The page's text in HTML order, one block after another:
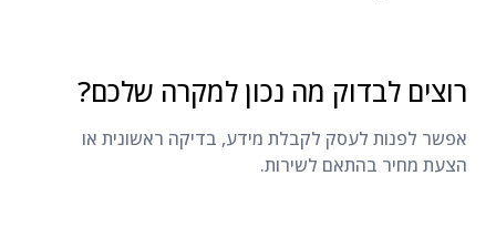
רוצים לבדוק מה נכון למקרה שלכם?
אפשר לפנות לעסק לקבלת מידע, בדיקה ראשונית או
הצעת מחיר בהתאם לשירות.